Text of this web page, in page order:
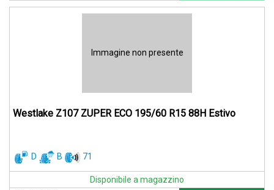
Immagine non presente
Westlake Z107 ZUPER ECO 195/60 R15 88H Estivo
D B 71
Disponibile a magazzino